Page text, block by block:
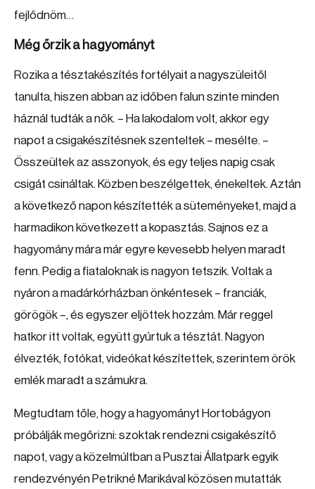
fejlődnöm…
Még őrzik a hagyományt
Rozika a tésztakészítés fortélyait a nagyszüleitől
tanulta, hiszen abban az időben falun szinte minden
háznál tudták a nők. – Ha lakodalom volt, akkor egy
napot a csigakészítésnek szenteltek – mesélte. –
Összeültek az asszonyok, és egy teljes napig csak
csigát csináltak. Közben beszélgettek, énekeltek. Aztán
a következő napon készítették a süteményeket, majd a
harmadikon következett a kopasztás. Sajnos ez a
hagyomány mára már egyre kevesebb helyen maradt
fenn. Pedig a fiataloknak is nagyon tetszik. Voltak a
nyáron a madárkórházban önkéntesek – franciák,
görögök –, és egyszer eljöttek hozzám. Már reggel
hatkor itt voltak, együtt gyúrtuk a tésztát. Nagyon
élvezték, fotókat, videókat készítettek, szerintem örök
emlék maradt a számukra.
Megtudtam tőle, hogy a hagyományt Hortobágyon
próbálják megőrizni: szoktak rendezni csigakészítő
napot, vagy a közelmúltban a Pusztai Állatpark egyik
rendezvényén Petrikné Marikával közösen mutatták